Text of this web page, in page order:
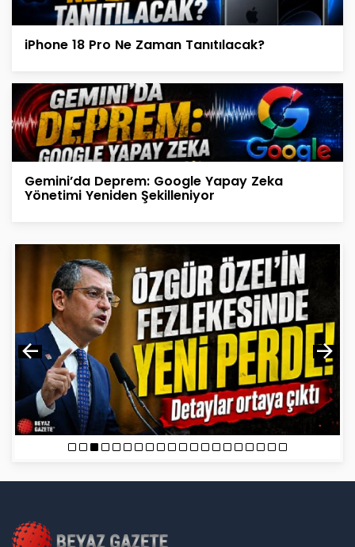
iPhone 18 Pro Ne Zaman Tanıtılacak?
Gemini’da Deprem: Google Yapay Zeka
Yönetimi Yeniden Şekilleniyor